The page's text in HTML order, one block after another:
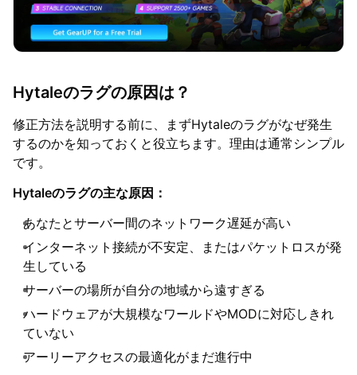
Hytaleのラグの原因は？
修正方法を説明する前に、まずHytaleのラグがなぜ発生
するのかを知っておくと役立ちます。理由は通常シンプル
です。
Hytaleのラグの主な原因：
あなたとサーバー間のネットワーク遅延が高い
インターネット接続が不安定、またはパケットロスが発
生している
サーバーの場所が自分の地域から遠すぎる
ハードウェアが大規模なワールドやMODに対応しきれ
ていない
アーリーアクセスの最適化がまだ進行中